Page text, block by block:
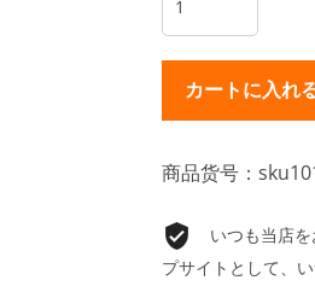
商品货号：
いつも当店
プサイトとして、